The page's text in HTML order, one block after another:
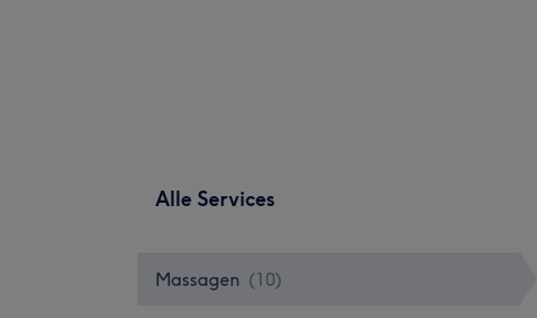
Alle Services
Massagen (10)